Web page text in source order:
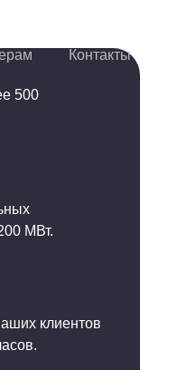
Контакты
500
МВт.
клиентов